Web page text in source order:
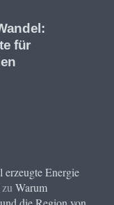
für
Energie
zu Warum